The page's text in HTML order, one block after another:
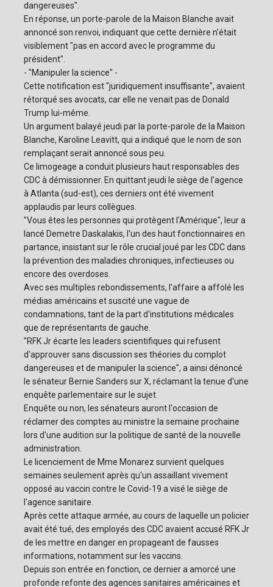
dangereuses".
En réponse, un porte-parole de la Maison Blanche avait
annoncé son renvoi, indiquant que cette dernière n'était
visiblement "pas en accord avec le programme du
président".
- "Manipuler la science" -
Cette notification est "juridiquement insuffisante", avaient
rétorqué ses avocats, car elle ne venait pas de Donald
Trump lui-même.
Un argument balayé jeudi par la porte-parole de la Maison
Blanche, Karoline Leavitt, qui a indiqué que le nom de son
remplaçant serait annoncé sous peu.
Ce limogeage a conduit plusieurs haut responsables des
CDC à démissionner. En quittant jeudi le siège de l'agence
à Atlanta (sud-est), ces derniers ont été vivement
applaudis par leurs collègues.
"Vous êtes les personnes qui protègent l'Amérique", leur a
lancé Demetre Daskalakis, l'un des haut fonctionnaires en
partance, insistant sur le rôle crucial joué par les CDC dans
la prévention des maladies chroniques, infectieuses ou
encore des overdoses.
Avec ses multiples rebondissements, l'affaire a affolé les
médias américains et suscité une vague de
condamnations, tant de la part d'institutions médicales
que de représentants de gauche.
"RFK Jr écarte les leaders scientifiques qui refusent
d'approuver sans discussion ses théories du complot
dangereuses et de manipuler la science", a ainsi dénoncé
le sénateur Bernie Sanders sur X, réclamant la tenue d'une
enquête parlementaire sur le sujet.
Enquête ou non, les sénateurs auront l'occasion de
réclamer des comptes au ministre la semaine prochaine
lors d'une audition sur la politique de santé de la nouvelle
administration.
Le licenciement de Mme Monarez survient quelques
semaines seulement après qu'un assaillant vivement
opposé au vaccin contre le Covid-19 a visé le siège de
l'agence sanitaire.
Après cette attaque armée, au cours de laquelle un policier
avait été tué, des employés des CDC avaient accusé RFK Jr
de les mettre en danger en propageant de fausses
informations, notamment sur les vaccins.
Depuis son entrée en fonction, ce dernier a amorcé une
profonde refonte des agences sanitaires américaines et